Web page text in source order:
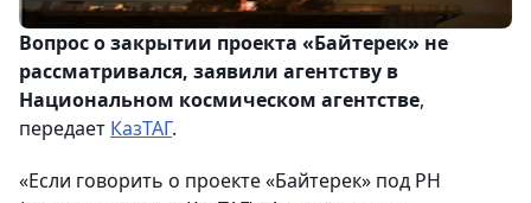
Вопрос о закрытии проекта «Байтерек» не
рассматривался, заявили агентству в
Национальном космическом агентстве,
передает КазТАГ.
«Если говорить о проекте «Байтерек» под РН